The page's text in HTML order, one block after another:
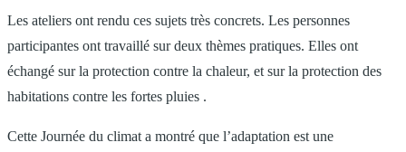
Les ateliers ont rendu ces sujets très concrets. Les personnes
participantes ont travaillé sur deux thèmes pratiques. Elles ont
échangé sur la protection contre la chaleur, et sur la protection des
habitations contre les fortes pluies .
Cette Journée du climat a montré que l’adaptation est une